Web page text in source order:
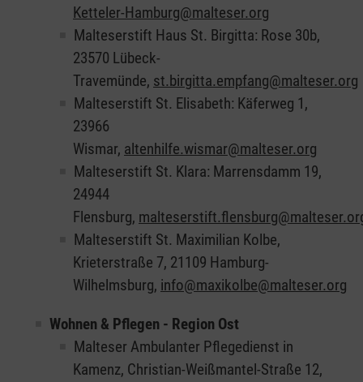
Ketteler-Hamburg@malteser.org
Malteserstift Haus St. Birgitta: Rose 30b,
23570 Lübeck-
Travemünde, st.birgitta.empfang@malteser.org
Malteserstift St. Elisabeth: Käferweg 1,
23966
Wismar, altenhilfe.wismar@malteser.org
Malteserstift St. Klara: Marrensdamm 19,
24944
Flensburg,
Malteserstift St. Maximilian Kolbe,
Krieterstraße 7, 21109 Hamburg-
Wilhelmsburg, info@maxikolbe@malteser.org
Wohnen & Pflegen - Region Ost
Malteser Ambulanter Pflegedienst in
Kamenz, Christian-Weißmantel-Straße 12,